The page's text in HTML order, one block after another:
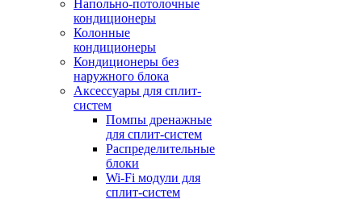
Напольно-потолочные
кондиционеры
Колонные
кондиционеры
Кондиционеры без
наружного блока
Аксессуары для сплит-
систем
Помпы дренажные
для сплит-систем
Распределительные
блоки
Wi-Fi модули для
сплит-систем